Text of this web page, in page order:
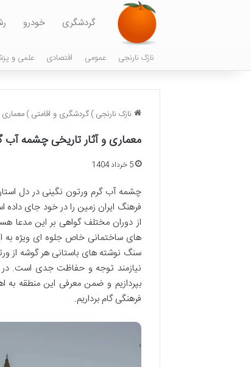
گردشگری خودرو
نازک نارنجی عمومی اقتصادی علمی و
نازک نارنجی ) گردشگری و اقامتی )
معماری و آثار تاریخی چشمه آب
5 خرداد 1404
چشمه آب گرم ورتون نگینی در دل
فرهنگ ایران زمین را در خود جای داده
از دوران مختلف گواهی بر این مدعا
های ساختمانی خاص جلوه ای ویژه به
سنگ نوشته های باستانی هر گوشه از
نیازمند توجه و حفاظت جدی است. در
بپردازیم و ضمن معرفی این منطقه به
فرهنگی گام برداریم.